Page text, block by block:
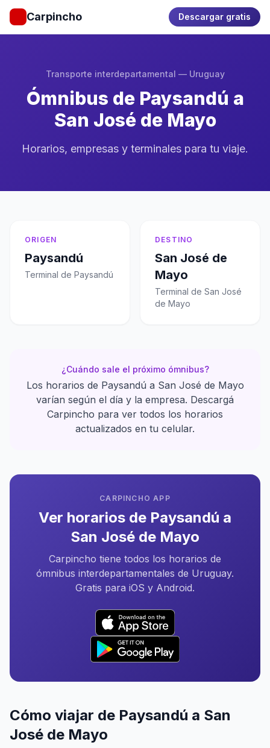
Carpincho Descargar gratis
Transporte interdepartamental — Uruguay
Ómnibus de Paysandú a
San José de Mayo
Horarios, empresas y terminales para tu viaje.
ORIGEN
Paysandú
Terminal de Paysandú
DESTINO
San José de
Mayo
Terminal de San José
de Mayo
¿Cuándo sale el próximo ómnibus?
Los horarios de Paysandú a San José de Mayo
varían según el día y la empresa. Descargá
Carpincho para ver todos los horarios
actualizados en tu celular.
CARPINCHO APP
Ver horarios de Paysandú a
San José de Mayo
Carpincho tiene todos los horarios de
ómnibus interdepartamentales de Uruguay.
Gratis para iOS y Android.
Cómo viajar de Paysandú a San
José de Mayo